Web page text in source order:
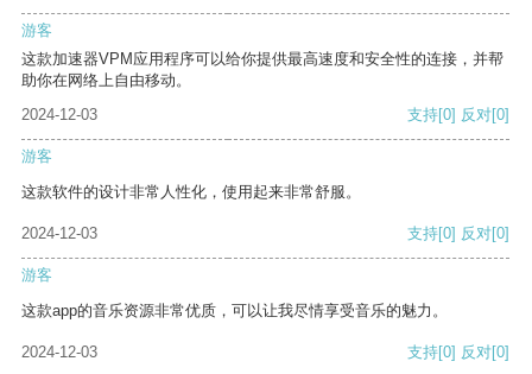
游客
这款加速器VPM应用程序可以给你提供最高速度和安全性的连接，并帮
助你在网络上自由移动。
2024-12-03
支持[0] 反对[0]
游客
这款软件的设计非常人性化，使用起来非常舒服。
2024-12-03 支持[0] 反对[0]
游客
这款app的音乐资源非常优质，可以让我尽情享受音乐的魅力。
2024-12-03 支持[0] 反对[0]